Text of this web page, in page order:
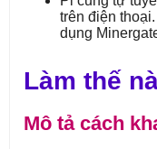
trên điện
dụng
Làm thế
Mô tả cách